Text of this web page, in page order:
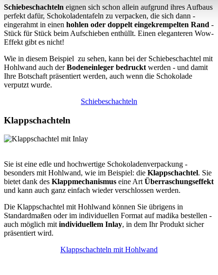
Schiebeschachteln eignen sich schon allein aufgrund ihres Aufbaus
perfekt dafür, Schokoladentafeln zu verpacken, die sich dann -
eingerahmt in einen hohlen oder doppelt eingekrempelten Rand -
Stück für Stück beim Aufschieben enthüllt. Einen eleganteren Wow-
Effekt gibt es nicht!
Wie in diesem Beispiel zu sehen, kann bei der Schiebeschachtel mit
Hohlwand auch derBodeneinleger bedruckt werden - und damit
Ihre Botschaft präsentiert werden, auch wenn die Schokolade
verputzt wurde.
Schiebeschachteln
Klappschachteln
Sie ist eine edle und hochwertige Schokoladenverpackung -
besonders mit Hohlwand, wie im Beispiel: die Klappschachtel. Sie
bietet dank des Klappmechanismus eine Art Überraschungseffekt
und kann auch ganz einfach wieder verschlossen werden.
Die Klappschachtel mit Hohlwand können Sie übrigens in
Standardmaßen oder im individuellen Format auf madika bestellen -
auch möglich mit individuellem Inlay, in dem Ihr Produkt sicher
präsentiert wird.
Klappschachteln mit Hohlwand